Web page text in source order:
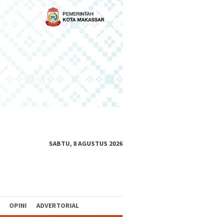
SABTU, 8 AGUSTUS 2026
OPINI ADVERTORIAL